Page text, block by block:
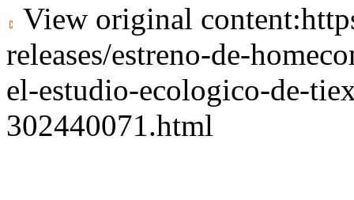
View original content:
releases/estreno-de-
el-estudio-ecologico-de-
302440071.html